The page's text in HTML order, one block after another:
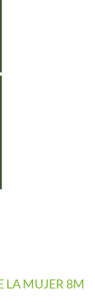
LA MUJER 8M